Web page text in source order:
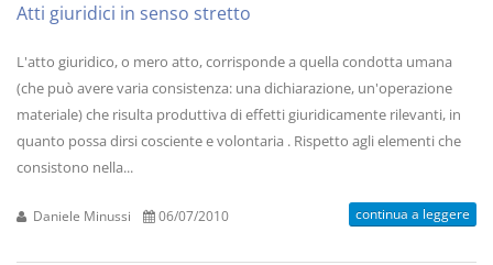
Atti giuridici in senso stretto
L'atto giuridico, o mero atto, corrisponde a quella condotta umana
(che può avere varia consistenza: una dichiarazione, un'operazione
materiale) che risulta produttiva di effetti giuridicamente rilevanti, in
quanto possa dirsi cosciente e volontaria . Rispetto agli elementi che
consistono nella...
Daniele Minussi 06/07/2010 continua a leggere